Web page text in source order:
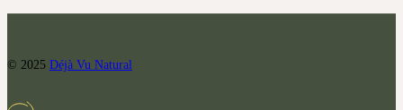
© 2025 Déjà Vu Natural